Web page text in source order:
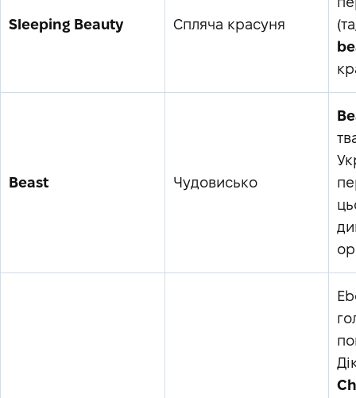
Sleeping Beauty Спляча красуня
Beast Чудовисько